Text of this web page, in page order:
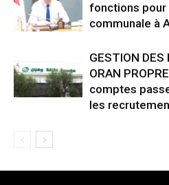
fonctions pour
communale à
GESTION DES
ORAN
comptes
les